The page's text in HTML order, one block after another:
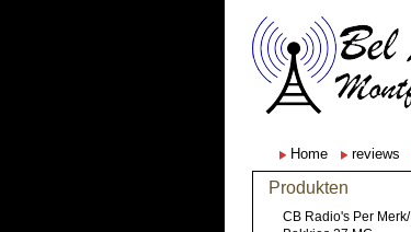
Home reviews
Produkten
CB Radio's Per Merk/